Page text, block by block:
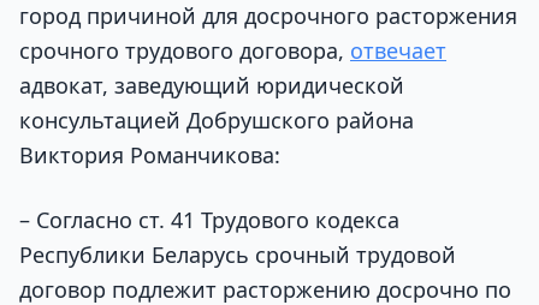
город причиной для досрочного расторжения
срочного трудового договора, отвечает
адвокат, заведующий юридической
консультацией Добрушского района
Виктория Романчикова:
– Согласно ст. 41 Трудового кодекса
Республики Беларусь срочный трудовой
договор подлежит расторжению досрочно по